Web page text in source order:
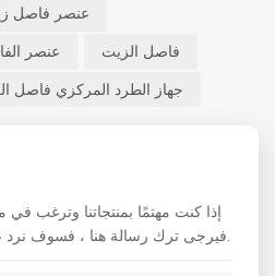
عنصر فاصل
عنصر
فاصل الزيت
جهاز الطرد المركزي فاصل
إذا كنت مهتمًا بمنتجاتنا وترغب
فيرجى ترك رسالة هنا ، فسوف نرد عليك في أقرب وقت ممكن.